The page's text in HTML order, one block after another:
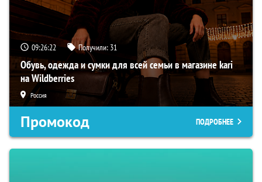
09:26:21 Получили: 31
Обувь, одежда и сумки для всей семьи в магазине kari
на Wildberries
Россия
Промокод ПОДРОБНЕЕ